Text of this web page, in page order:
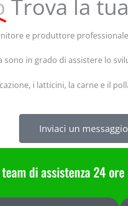
Trova la
e produttore
in grado di assistere lo
i latticini, la carne e il
Inviaci un messaggio
di assistenza 24